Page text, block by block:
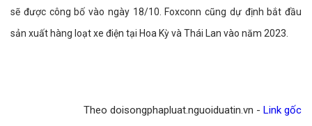
sẽ được công bố vào ngày 18/10. Foxconn cũng dự định bắt đầu
sản xuất hàng loạt xe điện tại Hoa Kỳ và Thái Lan vào năm 2023.
Theo doisongphapluat.nguoiduatin.vn - Link gốc